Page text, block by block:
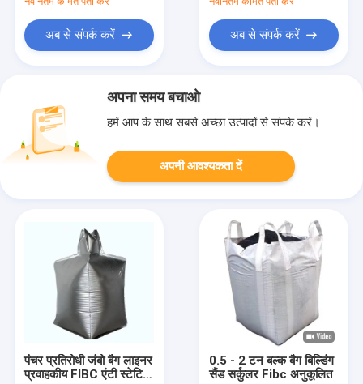
अब से संपर्क करें अब से संपर्क करें
अपना समय बचाओ
हमें आप के साथ सबसे अच्छा उत्पादों से संपर्क करें।
अपनी आवश्यकता दें
पंचर प्रतिरोधी जंबो बैग लाइनर
प्रवाहकीय FIBC एंटी स्टेटिक
0.5 - 2 टन बल्क बैग बिल्डिंग
सैंड सर्कुलर Fibc अनुकूलित